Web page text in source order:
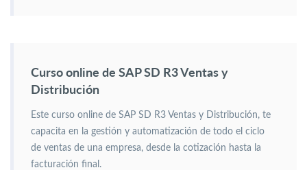
Curso online de SAP SD R3 Ventas y
Distribución
Este curso online de SAP SD R3 Ventas y Distribución, te
capacita en la gestión y automatización de todo el ciclo
de ventas de una empresa, desde la cotización hasta la
facturación final.